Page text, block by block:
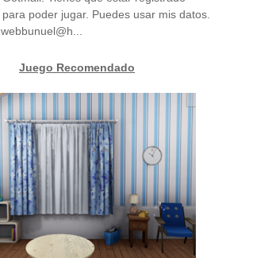
para poder jugar. Puedes usar mis datos.
Juego Recomendado